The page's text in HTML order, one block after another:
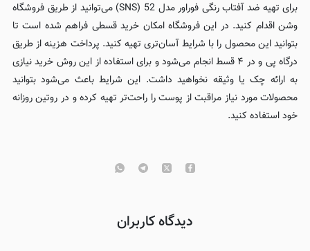
برای تهیه ضد آفتاب رنگی فوراور مدل 52 (SNS) می‌توانید از طریق فروشگاه
وشن اقدام کنید. در این فروشگاه امکان خرید قسطی فراهم شده است تا
بتوانید این محصول را با شرایط آسان‌تری تهیه کنید. پرداخت هزینه از طریق
درگاه پی و در ۴ قسط انجام می‌شود و برای استفاده از این روش خرید نیازی
به ارائه چک یا وثیقه نخواهید داشت. این شرایط باعث می‌شود بتوانید
محصولات مورد نیاز مراقبت از پوست را راحت‌تر تهیه کرده و در روتین روزانه
خود استفاده کنید.
دیدگاه کاربران